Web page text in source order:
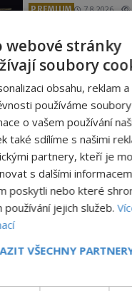
PREMIUM 7.8.2026
Podivné události
Američané v
PREMIUM 27.7.2026
Nad australským
„tančila“ záhadná
PREMIUM 4.7.2026
Smírčí kříže:
vražd, pomsty a
webové stránky
soubory
obsahu, reklam
používáme
o vašem používání
také sdílíme s našimi
partnery, kteří je
s dalšími
poskytli nebo které
používání jejich služeb.
VŠECHNY